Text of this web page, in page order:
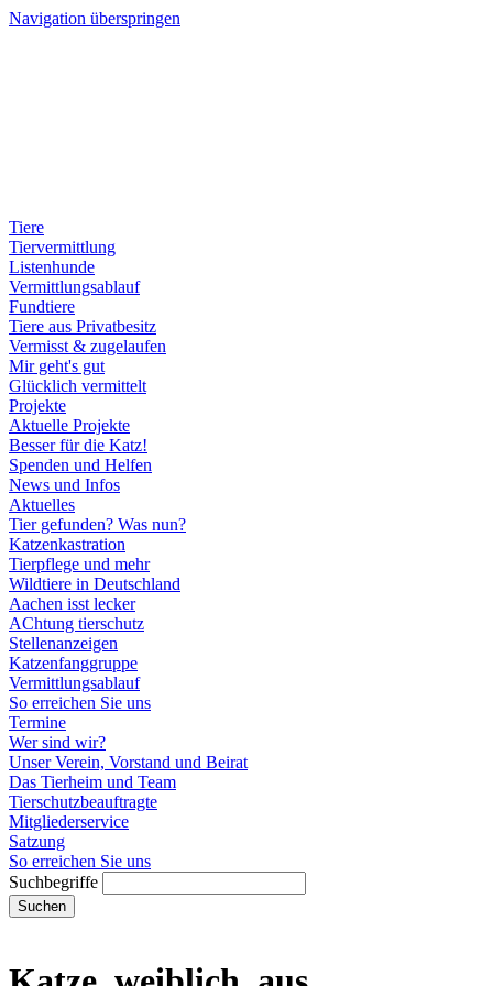
Navigation überspringen
Tiere
Tiervermittlung
Listenhunde
Vermittlungsablauf
Fundtiere
Tiere aus Privatbesitz
Vermisst & zugelaufen
Mir geht's gut
Glücklich vermittelt
Projekte
Aktuelle Projekte
Besser für die Katz!
Spenden und Helfen
News und Infos
Aktuelles
Tier gefunden? Was nun?
Katzenkastration
Tierpflege und mehr
Wildtiere in Deutschland
Aachen isst lecker
AChtung tierschutz
Stellenanzeigen
Katzenfanggruppe
Vermittlungsablauf
So erreichen Sie uns
Termine
Wer sind wir?
Unser Verein, Vorstand und Beirat
Das Tierheim und Team
Tierschutzbeauftragte
Mitgliederservice
Satzung
So erreichen Sie uns
Suchbegriffe
Suchen